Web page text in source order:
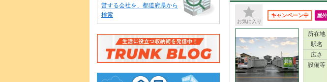
お気に入り
キャンペーン中 屋
所在地
駅名
広さ
設備等
営する会社を、都道府県から
検索